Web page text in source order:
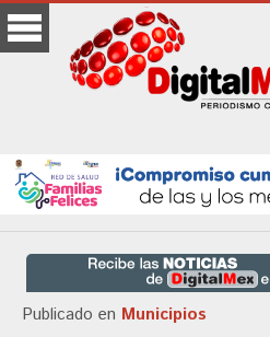
Publicado en Municipios